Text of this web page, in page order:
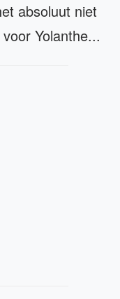
absoluut niet
Yolanthe...